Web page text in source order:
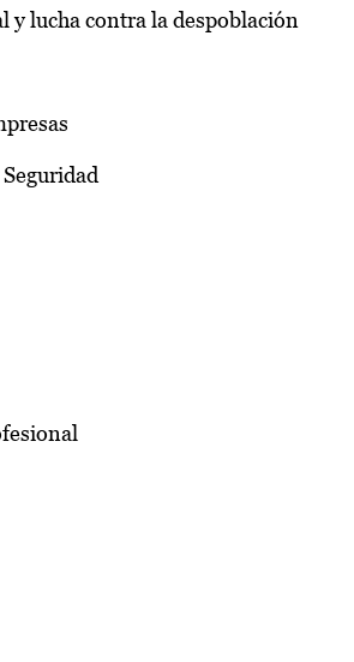
y lucha contra la despoblación